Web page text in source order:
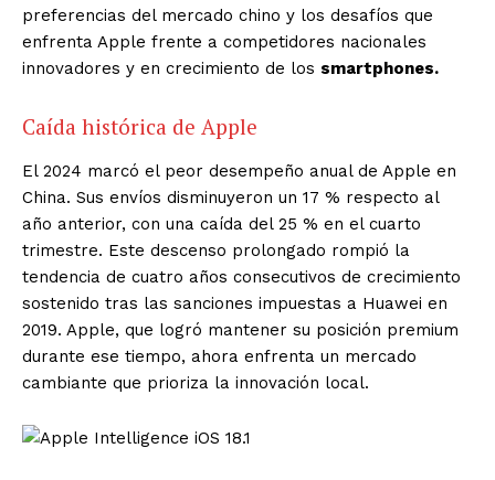
preferencias del mercado chino y los desafíos que
enfrenta Apple frente a competidores nacionales
innovadores y en crecimiento de los smartphones.
Caída histórica de Apple
El 2024 marcó el peor desempeño anual de Apple en
China. Sus envíos disminuyeron un 17 % respecto al
año anterior, con una caída del 25 % en el cuarto
trimestre. Este descenso prolongado rompió la
tendencia de cuatro años consecutivos de crecimiento
sostenido tras las sanciones impuestas a Huawei en
2019. Apple, que logró mantener su posición premium
durante ese tiempo, ahora enfrenta un mercado
cambiante que prioriza la innovación local.